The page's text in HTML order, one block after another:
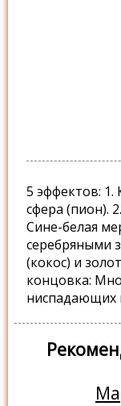
5 эффектов:
сфера (пион).
Сине-белая
серебряными
(кокос) и
концовка:
ниспадающих